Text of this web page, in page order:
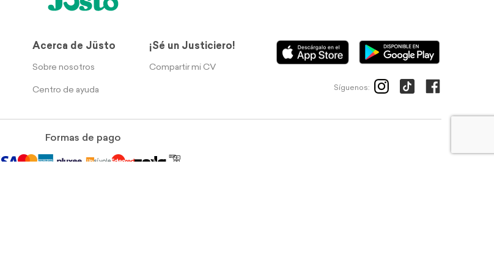
Acerca de Jüsto
Sobre nosotros
Centro de ayuda
¡Sé un Justiciero!
Compartir mi CV
Síguenos:
Formas de pago